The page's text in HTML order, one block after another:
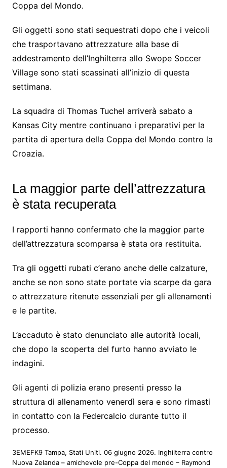
Coppa del Mondo.
Gli oggetti sono stati sequestrati dopo che i veicoli
che trasportavano attrezzature alla base di
addestramento dell’Inghilterra allo Swope Soccer
Village sono stati scassinati all’inizio di questa
settimana.
La squadra di Thomas Tuchel arriverà sabato a
Kansas City mentre continuano i preparativi per la
partita di apertura della Coppa del Mondo contro la
Croazia.
La maggior parte dell’attrezzatura
è stata recuperata
I rapporti hanno confermato che la maggior parte
dell’attrezzatura scomparsa è stata ora restituita.
Tra gli oggetti rubati c’erano anche delle calzature,
anche se non sono state portate via scarpe da gara
o attrezzature ritenute essenziali per gli allenamenti
e le partite.
L’accaduto è stato denunciato alle autorità locali,
che dopo la scoperta del furto hanno avviato le
indagini.
Gli agenti di polizia erano presenti presso la
struttura di allenamento venerdì sera e sono rimasti
in contatto con la Federcalcio durante tutto il
processo.
3EMEFK9 Tampa, Stati Uniti. 06 giugno 2026. Inghilterra contro
Nuova Zelanda – amichevole pre-Coppa del mondo – Raymond